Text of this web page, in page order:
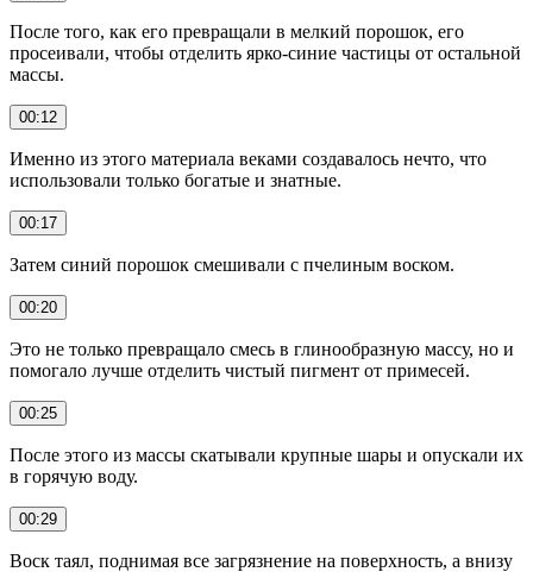
После того, как его превращали в мелкий порошок, его
просеивали, чтобы отделить ярко-синие частицы от остальной
массы.
00:12
Именно из этого материала веками создавалось нечто, что
использовали только богатые и знатные.
00:17
Затем синий порошок смешивали с пчелиным воском.
00:20
Это не только превращало смесь в глинообразную массу, но и
помогало лучше отделить чистый пигмент от примесей.
00:25
После этого из массы скатывали крупные шары и опускали их
в горячую воду.
00:29
Воск таял, поднимая все загрязнение на поверхность, а внизу